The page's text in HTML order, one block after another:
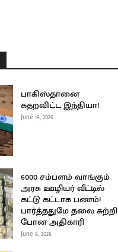
பாகிஸ்தானை
கதறவிட்ட இந்தியா!
June 19, 2026
6000 சம்பளம் வாங்கும்
அரசு ஊழியர் வீட்டில்
கட்டு கட்டாக பணம்!
பார்த்ததுமே தலை சுற்றி
போன அதிகாரி
June 8, 2026